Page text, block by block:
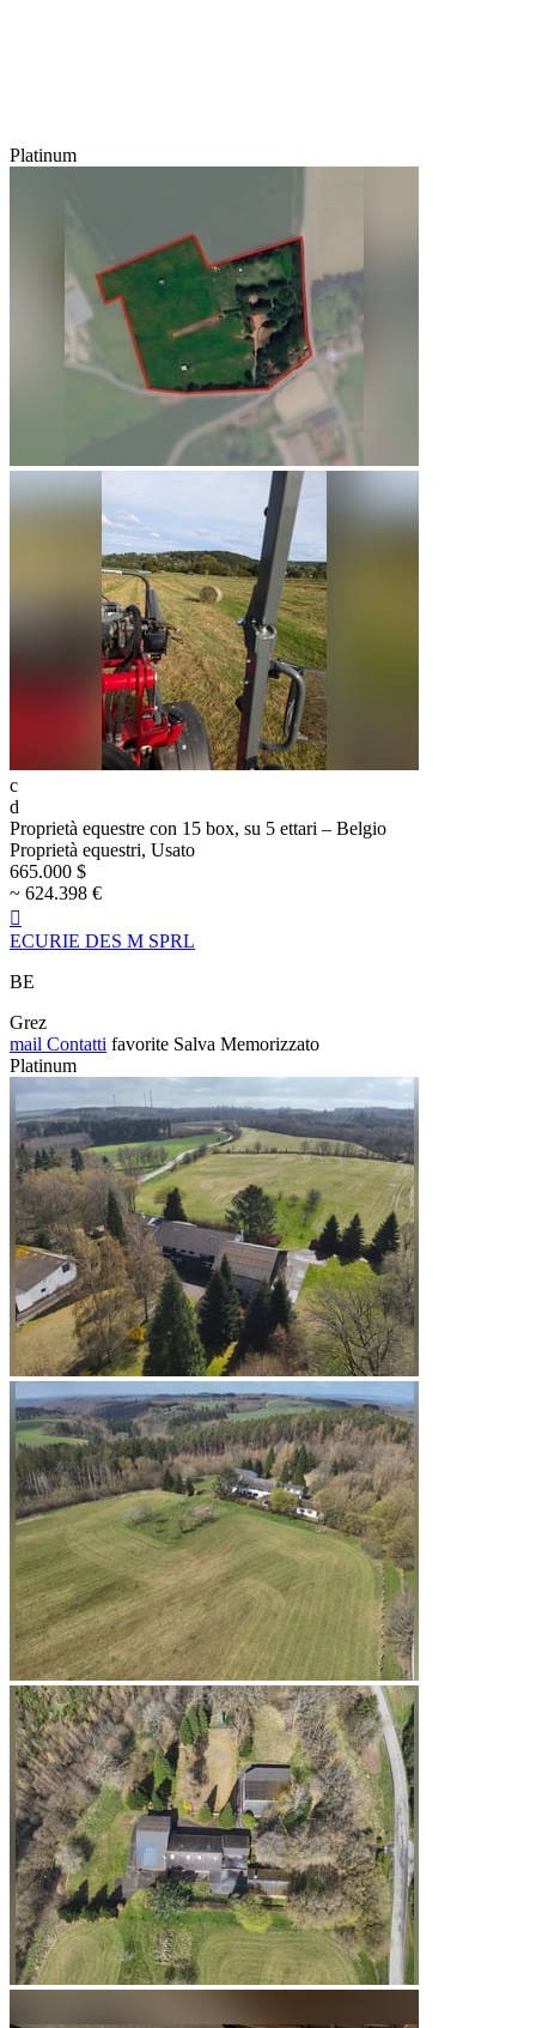
Platinum
c
d
Proprietà equestre con 15 box, su 5 ettari – Belgio
Proprietà equestri, Usato
665.000 $
~ 624.398 €

ECURIE DES M SPRL
BE
Grez
mail Contatti favorite Salva Memorizzato
Platinum